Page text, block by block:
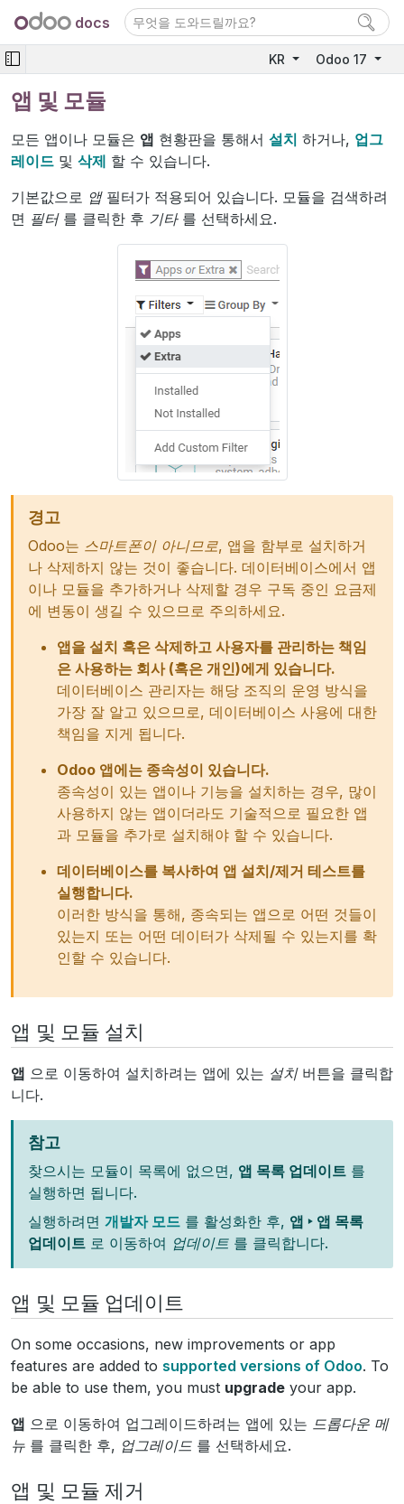
docs
KR Odoo 17
앱 및 모듈
모든 앱이나 모듈은 앱 현황판을 통해서 설치 하거나, 업그
레이드 및 삭제 할 수 있습니다.
기본값으로 앱필터가 적용되어 있습니다. 모듈을 검색하려
면 필터를 클릭한 후 기타를 선택하세요.
경고
Odoo는 스마트폰이 아니므로, 앱을 함부로 설치하거
나 삭제하지 않는 것이 좋습니다. 데이터베이스에서 앱
이나 모듈을 추가하거나 삭제할 경우 구독 중인 요금제
에 변동이 생길 수 있으므로 주의하세요.
앱을 설치 혹은 삭제하고 사용자를 관리하는 책임
은 사용하는 회사 (혹은 개인)에게 있습니다.
데이터베이스 관리자는 해당 조직의 운영 방식을
가장 잘 알고 있으므로, 데이터베이스 사용에 대한
책임을 지게 됩니다.
Odoo 앱에는 종속성이 있습니다.
종속성이 있는 앱이나 기능을 설치하는 경우, 많이
사용하지 않는 앱이더라도 기술적으로 필요한 앱
과 모듈을 추가로 설치해야 할 수 있습니다.
데이터베이스를 복사하여 앱 설치/제거 테스트를
실행합니다.
이러한 방식을 통해, 종속되는 앱으로 어떤 것들이
있는지 또는 어떤 데이터가 삭제될 수 있는지를 확
인할 수 있습니다.
앱 및 모듈 설치
앱 으로 이동하여 설치하려는 앱에 있는 설치버튼을 클릭합
니다.
참고
찾으시는 모듈이 목록에 없으면, 앱 목록 업데이트 를
실행하면 됩니다.
실행하려면 개발자 모드 를 활성화한 후, 앱 ‣ 앱 목록
업데이트 로 이동하여 업데이트 를 클릭합니다.
앱 및 모듈 업데이트
On some occasions, new improvements or app
features are added to supported versions of Odoo. To
be able to use them, you must upgrade your app.
앱 으로 이동하여 업그레이드하려는 앱에 있는 드롭다운 메
뉴 를 클릭한 후, 업그레이드 를 선택하세요.
앱 및 모듈 제거